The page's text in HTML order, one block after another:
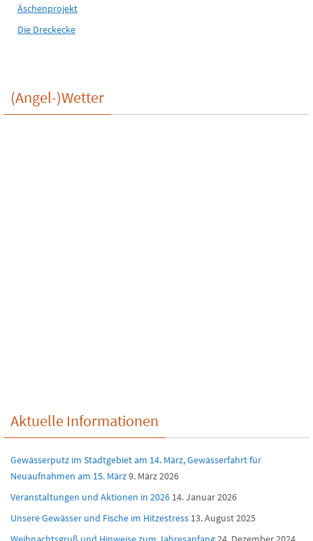
Äschenprojekt
Die Dreckecke
(Angel-)Wetter
Aktuelle Informationen
Gewässerputz im Stadtgebiet am 14. März, Gewässerfahrt für
Neuaufnahmen am 15. März9. März 2026
Veranstaltungen und Aktionen in 2026 14. Januar 2026
Unsere Gewässer und Fische im Hitzestress 13. August 2025